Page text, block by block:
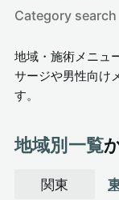
Category search
地域・施術メニュ
サージや男性向け
す。
地域別一覧
関東